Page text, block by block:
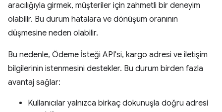
aracılığıyla girmek, müşteriler için zahmetli bir deneyim
olabilir. Bu durum hatalara ve dönüşüm oranının
düşmesine neden olabilir.
Bu nedenle, Ödeme İsteği API'si, kargo adresi ve iletişim
bilgilerinin istenmesini destekler. Bu durum birden fazla
avantaj sağlar:
Kullanıcılar yalnızca birkaç dokunuşla doğru adresi